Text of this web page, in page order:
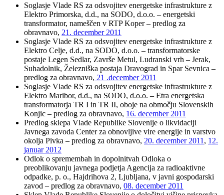
Soglasje Vlade RS za odsvojitev energetske infrastrukture z
Elektro Primorska, d.d., na SODO, d.o.o. – energetski
transformator, nameščen v RTP Koper – predlog za
obravnavo, 21. december 2011
Soglasje Vlade RS za odsvojitev energetske infrastrukture z
Elektro Celje, d.d., na SODO, d.o.o. – transformatorske
postaje Legen Sedlar, Završe Metul, Ludranski vrh – Jerak,
Suhadolnik, Železniška postaja Dravograd in Spar Sevnica –
predlog za obravnavo, 21 .december 2011
Soglasje Vlade RS za odsvojitev energetske infrastrukture z
Elektro Maribor, d.d., na SODO, d.o.o. – Etra energetska
transformatorja TR I in TR II, oboje na območju Slovenskih
Konjic – predlog za obravnavo, 16. december 2011
Predlog sklepa Vlade Republike Slovenije o likvidaciji
Javnega zavoda Center za obnovljive vire energije in varstvo
okolja Pivka – predlog za obravnavo, 20. december 2011 , 12.
januar 2012
Odlok o spremembah in dopolnitvah Odloka o
preoblikovanju javnega podjetja Agencija za radioaktivne
odpadke, p. o., Hajdrihova 2, Ljubljana, v javni gospodarski
zavod – predlog za obravnavo, 08. december 2011